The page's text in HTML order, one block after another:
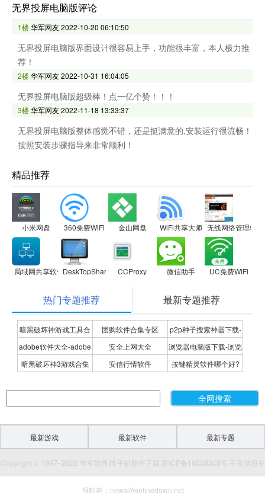
无界投屏电脑版评论
1楼华军网友2022-10-20 06:10:50
无界投屏电脑版界面设计很容易上手，功能很丰富，本人极力推
荐！
2楼华军网友2022-10-31 16:04:05
无界投屏电脑版超级棒！点一亿个赞！！！
3楼华军网友2022-11-18 13:33:37
无界投屏电脑版整体感觉不错，还是挺满意的,安装运行很流畅！
按照安装步骤指导来非常顺利！
精品推荐
小米网盘 360免费WiFi 金山网盘 WiFi共享大师 无线网络管理软
局域网共享软件DeskTopShare桌面屏幕共享软件
CCProxy 微信助手 UC免费WiFi
热门专题推荐 最新专题推荐
暗黑破坏神游戏工具合
集
团购软件合集专区
p2p种子搜索神器下载-
P2P种子搜索神器专题
adobe软件大全-adobe
全系列软件下载-adobe
安全上网大全
浏览器电脑版下载-浏览
器下载合集
暗黑破坏神3游戏合集 安信行情软件
按键精灵软件哪个好?
最新游戏 最新软件 最新专题
Copyright © 1997- 2026 华军软件园 手机软件下载 苏ICP备16008348号 不良信息举
报邮箱：news@onlinedown.net